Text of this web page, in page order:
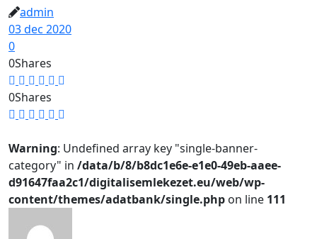
admin
03 dec 2020
0
0Shares
0Shares
Warning: Undefined array key "single-banner-
category" in /data/b/8/b8dc1e6e-e1e0-49eb-aaee-
d91647faa2c1/digitalisemlekezet.eu/web/wp-
content/themes/adatbank/single.php on line 111